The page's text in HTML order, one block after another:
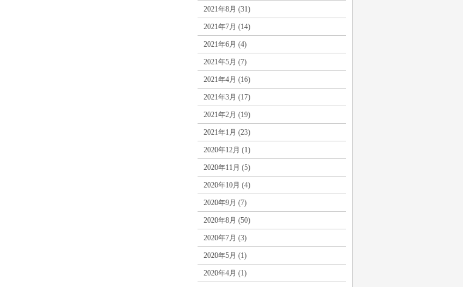
2021年8月 (31)
2021年7月 (14)
2021年6月 (4)
2021年5月 (7)
2021年4月 (16)
2021年3月 (17)
2021年2月 (19)
2021年1月 (23)
2020年12月 (1)
2020年11月 (5)
2020年10月 (4)
2020年9月 (7)
2020年8月 (50)
2020年7月 (3)
2020年5月 (1)
2020年4月 (1)